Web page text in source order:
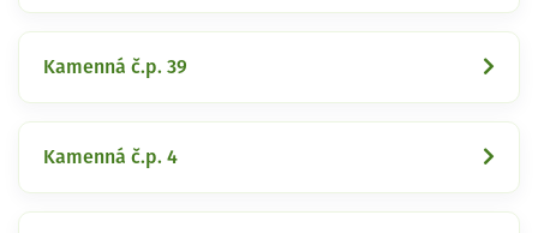
Kamenná č.p. 39
Kamenná č.p. 4